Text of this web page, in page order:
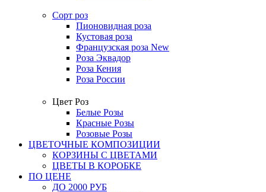
Сорт роз
Пионовидная роза
Кустовая роза
Французская роза New
Роза Эквадор
Роза Кения
Роза России
Цвет Роз
Белые Розы
Красные Розы
Розовые Розы
ЦВЕТОЧНЫЕ КОМПОЗИЦИИ
КОРЗИНЫ С ЦВЕТАМИ
ЦВЕТЫ В КОРОБКЕ
ПО ЦЕНЕ
ДО 2000 РУБ